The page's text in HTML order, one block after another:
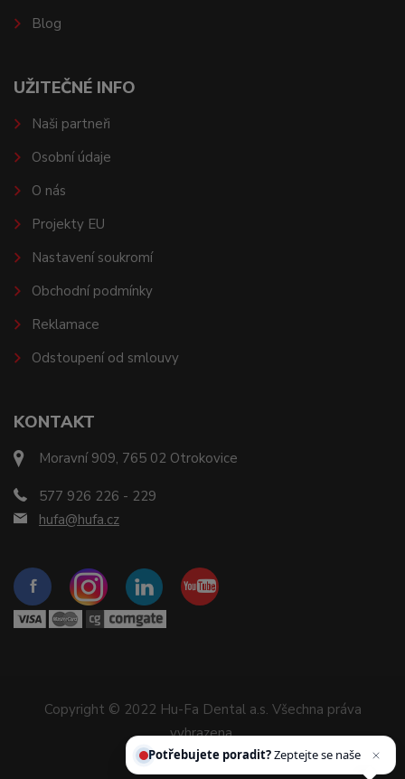
KONTAKT
Moravní 909, 765 02 Otrokovice
577 926 226 - 229
hufa@hufa.cz
Blog
UŽITEČNÉ INFO
Naši partneři
Osobní údaje
O nás
Projekty EU
Nastavení soukromí
Obchodní podmínky
Reklamace
Odstoupení od smlouvy
Copyright © 2022 Hu-Fa Dental a.s. Všechna práva
vyhrazena.
Potřebujete poradit?Zeptejte se našeho as